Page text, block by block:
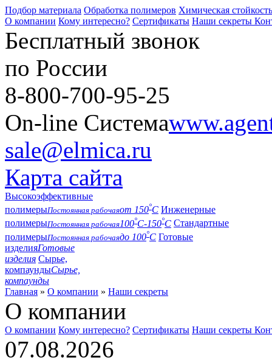
Подбор материала Обработка полимеров Химическая стойкость
О компании Кому интересно? Сертификаты Наши секреты
Бесплатный звонок
по России
8-800-700-95-25
On-line Система
sale@elmica.ru
Карта сайта
Высокоэффективные
полимерыПостоянная рабочаяот 150°С Инженерные
полимерыПостоянная рабочая100°С-150°С Стандартные
полимерыПостоянная рабочаядо 100°С Готовые
изделияГотовые
изделия Сырье,
компаундыСырье,
компаунды
Главная » О компании » Наши секреты
О компании
О компании Кому интересно? Сертификаты Наши секреты
07.08.2026